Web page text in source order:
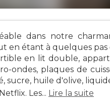
dans notre
étant à quelques pas
en lit double,
ondes, plaques de
sucre, huile d'olive,
Les... Lire la suite